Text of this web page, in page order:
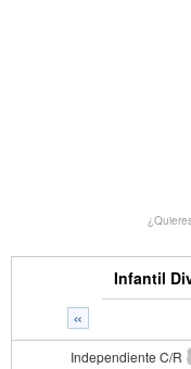
Infantil
«
Independiente C/R